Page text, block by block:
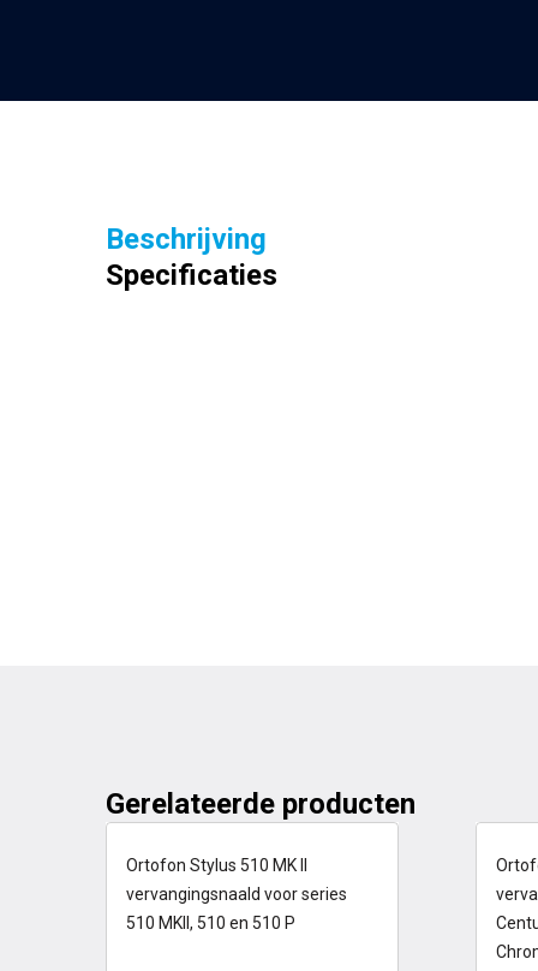
Beschrijving
Specificaties
Gerelateerde producten
1-2 dagen
Ortofon Stylus 510 MK II
vervangingsnaald voor series
510 MKII, 510 en 510 P